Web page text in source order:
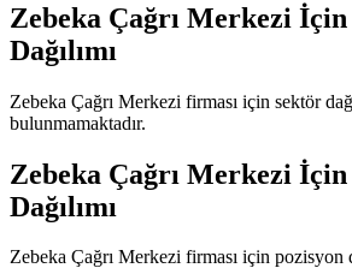
Zebeka Çağrı Merkezi İçin
Dağılımı
Zebeka Çağrı Merkezi firması için sektör
bulunmamaktadır.
Zebeka Çağrı Merkezi İçin
Dağılımı
Zebeka Çağrı Merkezi firması için pozisyon